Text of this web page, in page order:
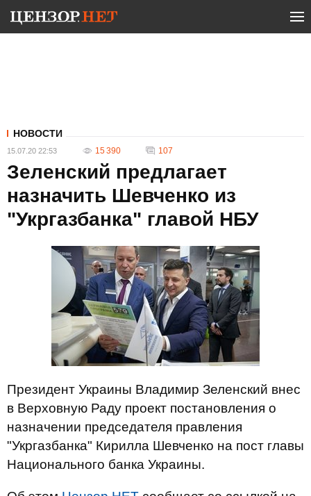
НОВОСТИ
15.07.20 22:53 15 390 107
Зеленский предлагает
назначить Шевченко из
"Укргазбанка" главой НБУ
Президент Украины Владимир Зеленский внес
в Верховную Раду проект постановления о
назначении председателя правления
"Укргазбанка" Кирилла Шевченко на пост главы
Национального банка Украины.